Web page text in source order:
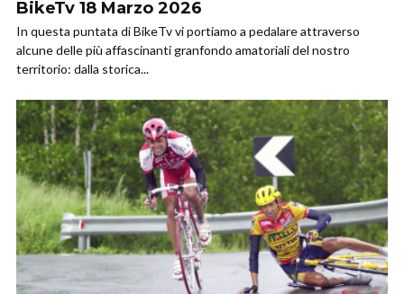
BikeTv 18 Marzo 2026
In questa puntata di BikeTv vi portiamo a pedalare attraverso
alcune delle più affascinanti granfondo amatoriali del nostro
territorio: dalla storica...